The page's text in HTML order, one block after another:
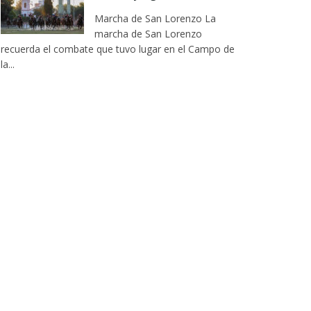
Marcha de San Lorenzo La
marcha de San Lorenzo
recuerda el combate que tuvo lugar en el Campo de
la...